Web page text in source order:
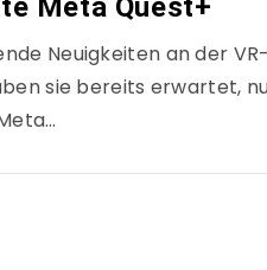
Meta Quest+
Neuigkeiten an der VR-
sie bereits erwartet,